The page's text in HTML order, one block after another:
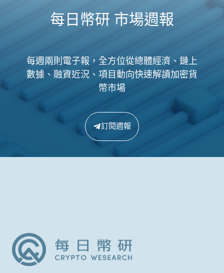
每日幣研 市場週報
每週兩則電子報，全方位從總體經濟、鏈上
數據、融資近況、項目動向快速解讀加密貨
幣市場
訂閱週報